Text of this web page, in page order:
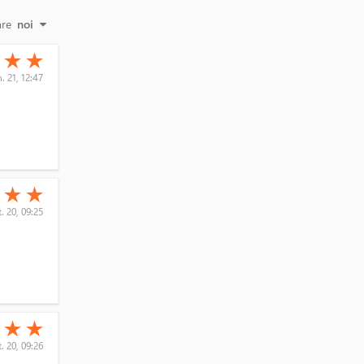
noi
(*)
★ (*)
★
21, 12:47
(*)
★ (*)
★
20, 09:25
(*)
★ (*)
★
20, 09:26